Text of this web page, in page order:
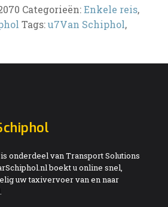
Categorieën:Enkele reis,
Tags:u7Van Schiphol,
onderdeel van Transport Solutions
boekt u online snel,
uw taxivervoer van en naar